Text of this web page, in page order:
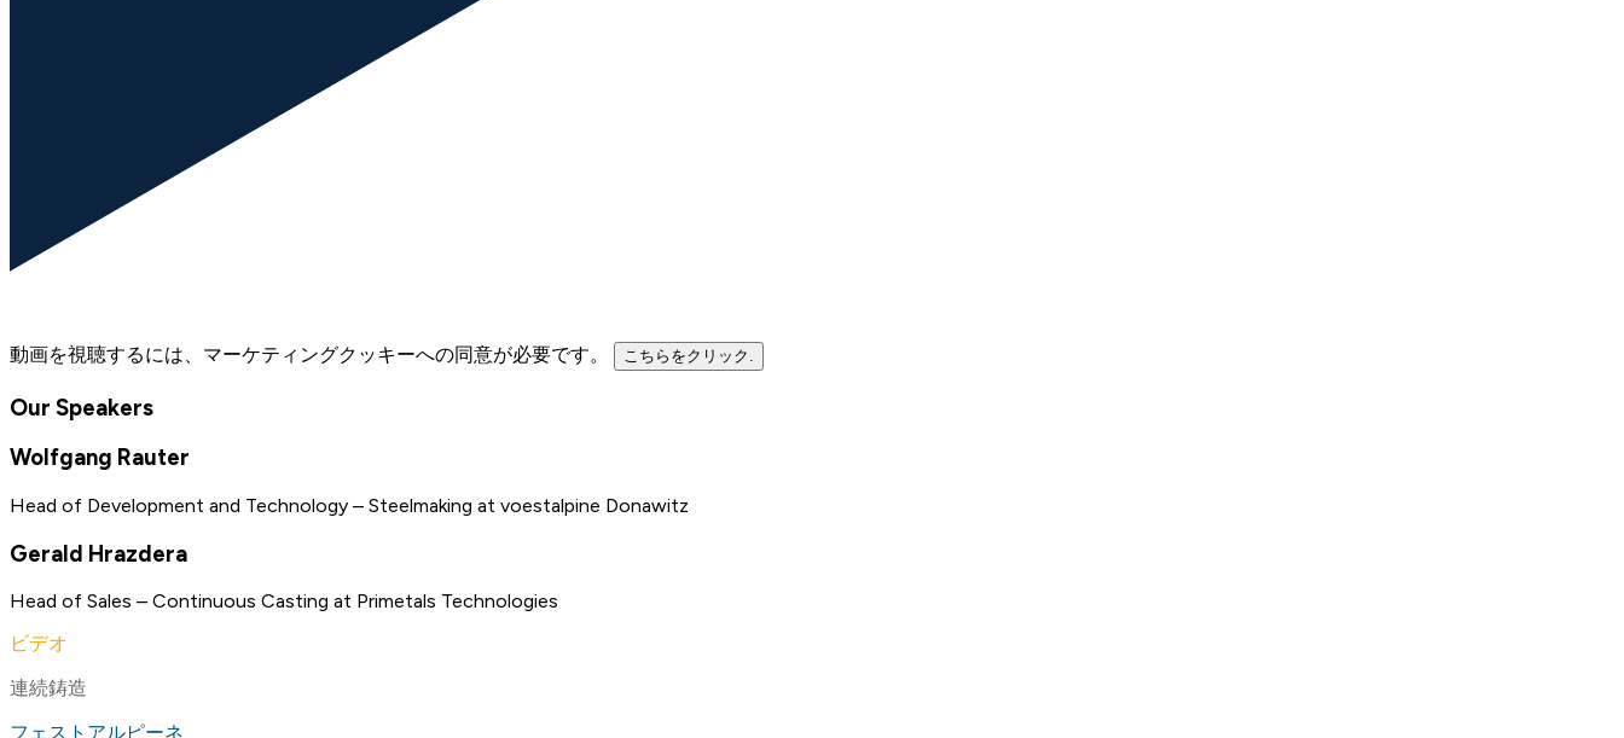
動画を視聴するには、マーケティングクッキーへの同意が必要です。 こちらをクリック
Our Speakers
Wolfgang Rauter
Head of Development and Technology – Steelmaking at voestalpine Donawitz
Gerald Hrazdera
Head of Sales – Continuous Casting at Primetals Technologies
ビデオ
連続鋳造
フェストアルピーネ